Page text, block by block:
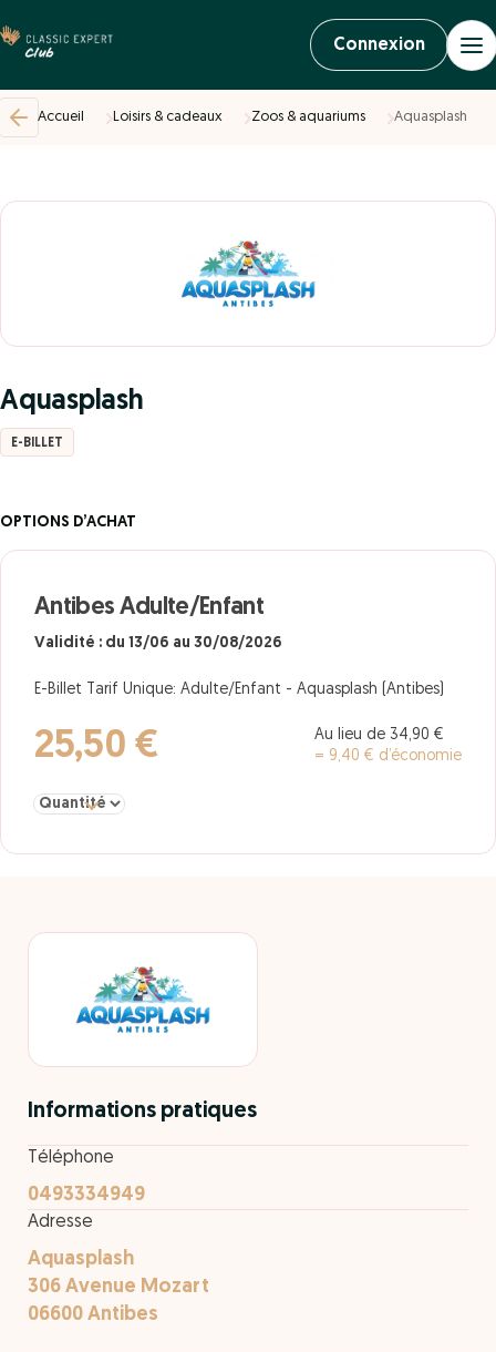
Connexion
Accueil Loisirs & cadeaux Zoos & aquariums Aquasplash
Aquasplash
E-BILLET
OPTIONS D’ACHAT
Antibes Adulte/Enfant
Validité : du 13/06 au 30/08/2026
E-Billet Tarif Unique: Adulte/Enfant - Aquasplash (Antibes)
25,50 €
Au lieu de 34,90 €
= 9,40 € d’économie
Sélectionner la quantité pour Antibes Adulte/Enfant
Informations pratiques
Téléphone
0493334949
Adresse
Aquasplash
306 Avenue Mozart
06600 Antibes